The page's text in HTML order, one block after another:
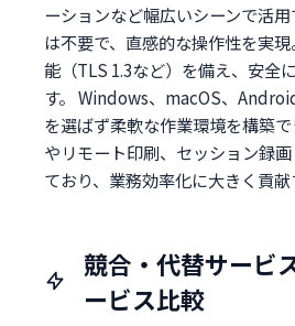
ーションなど幅広いシーンで活
は不要で、直感的な操作性を実
能（TLS 1.3など）を備え、安全
す。 Windows、macOS、
を選ばず柔軟な作業環境を構築
やリモート印刷、セッション録
ており、業務効率化に大きく貢献
競合・代替サービ
ービス比較